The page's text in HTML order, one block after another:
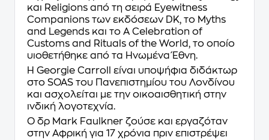
και Religions από τη σειρά Eyewitness
Companions των εκδόσεων DK, το Myths
and Legends και το A Celebration of
Customs and Rituals of the World, το οποίο
υιοθετήθηκε από τα Ηνωμένα Έθνη.
Η Georgie Carroll
είναι υποψήφια διδάκτωρ
στο SOAS του Πανεπιστημίου του Λονδίνου
και ασχολείται με την οικοαισθητική στην
ινδική λογοτεχνία.
Ο δρ Mark Faulkner ζούσε και εργαζόταν
στην Αφρική για 17 χρόνια πριν επιστρέψει